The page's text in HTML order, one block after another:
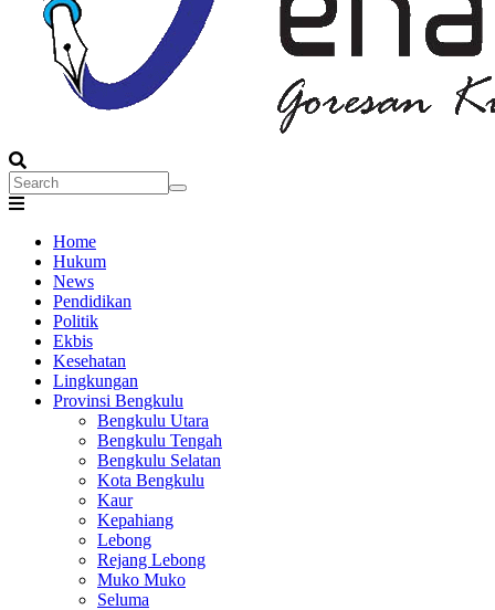
Search
Search
navigation
Home
Hukum
News
Pendidikan
Politik
Ekbis
Kesehatan
Lingkungan
Provinsi Bengkulu
Bengkulu Utara
Bengkulu Tengah
Bengkulu Selatan
Kota Bengkulu
Kaur
Kepahiang
Lebong
Rejang Lebong
Muko Muko
Seluma